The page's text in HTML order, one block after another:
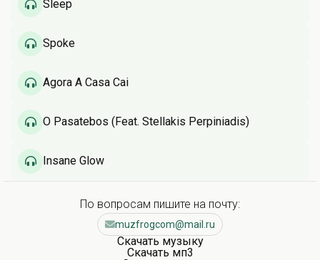
Sleep
Spoke
Agora A Casa Cai
O Pasatebos (Feat. Stellakis Perpiniadis)
Insane Glow
По вопросам пишите на почту:
muzfrogcom@mail.ru
Скачать музыку
Скачать мп3